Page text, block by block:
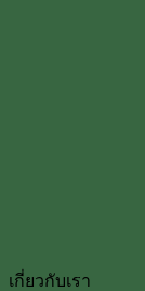
เกี่ยวกับเรา